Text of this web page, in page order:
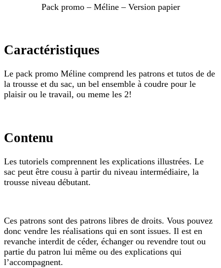
Pack promo – Méline – Version papier
Caractéristiques
Le pack promo Méline comprend les patrons et tutos de de
la trousse et du sac, un bel ensemble à coudre pour le
plaisir ou le travail, ou meme les 2!
Contenu
Les tutoriels comprennent les explications illustrées. Le
sac peut être cousu à partir du niveau intermédiaire, la
trousse niveau débutant.
Ces patrons sont des patrons libres de droits. Vous pouvez
donc vendre les réalisations qui en sont issues. Il est en
revanche interdit de céder, échanger ou revendre tout ou
partie du patron lui même ou des explications qui
l’accompagnent.